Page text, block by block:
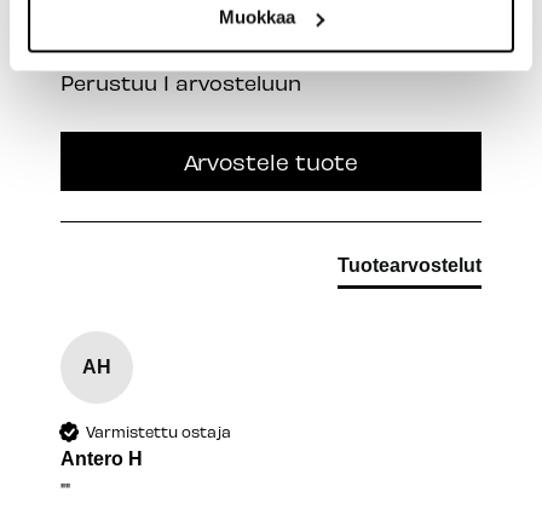
Muokkaa
5.00
Perustuu 1 arvosteluun
Arvostele tuote
Tuotearvostelut
AH
Varmistettu ostaja
Antero H
""
New content loaded